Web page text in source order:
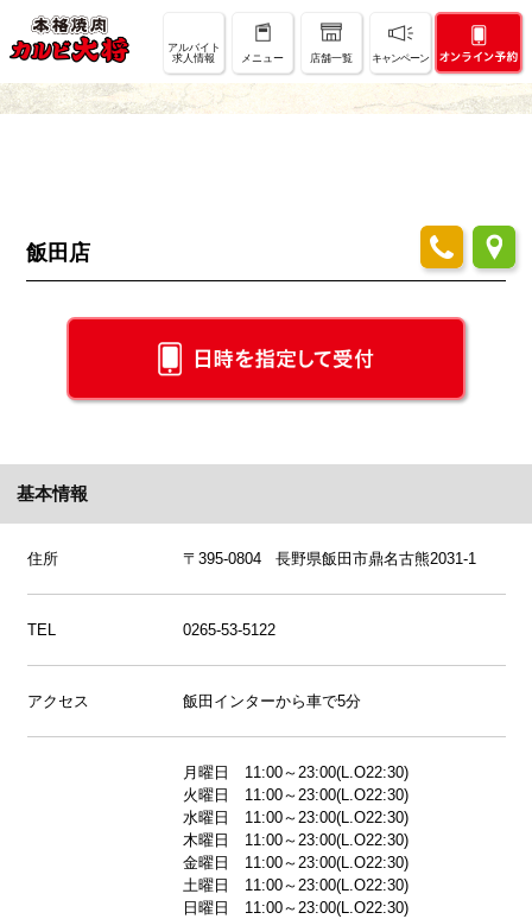
アルバイト
求人情報
メニュー 店舗一覧 キャンペーン
店舗情報
SHOP INFO
飯田店
基本情報
住所 〒395-0804 長野県飯田市鼎名古熊2031-1
TEL 0265-53-5122
アクセス 飯田インターから車で5分
月曜日 11:00～23:00(L.O22:30)
火曜日 11:00～23:00(L.O22:30)
水曜日 11:00～23:00(L.O22:30)
木曜日 11:00～23:00(L.O22:30)
金曜日 11:00～23:00(L.O22:30)
土曜日 11:00～23:00(L.O22:30)
日曜日 11:00～23:00(L.O22:30)